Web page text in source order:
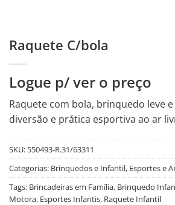
Raquete C/bola
Logue p/ ver o preço
Raquete com bola, brinquedo leve
diversão e prática esportiva ao ar
SKU: 550493-R.31/63311
Categorias: Brinquedos e Infantil, Esportes e
Tags: Brincadeiras em Família, Brinquedo
Motora, Esportes Infantis, Raquete Infantil